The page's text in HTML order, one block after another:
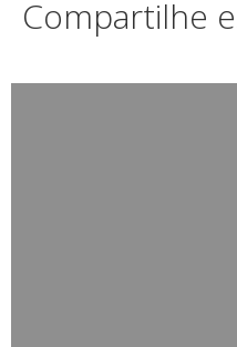
Compartilhe